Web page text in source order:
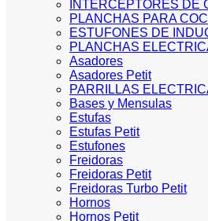
INTERCEPTORES DE
PLANCHAS PARA
ESTUFONES DE
PLANCHAS
Asadores
Asadores Petit
PARRILLAS
Bases y Mensulas
Estufas
Estufas Petit
Estufones
Freidoras
Freidoras Petit
Freidoras Turbo Petit
Hornos
Hornos Petit